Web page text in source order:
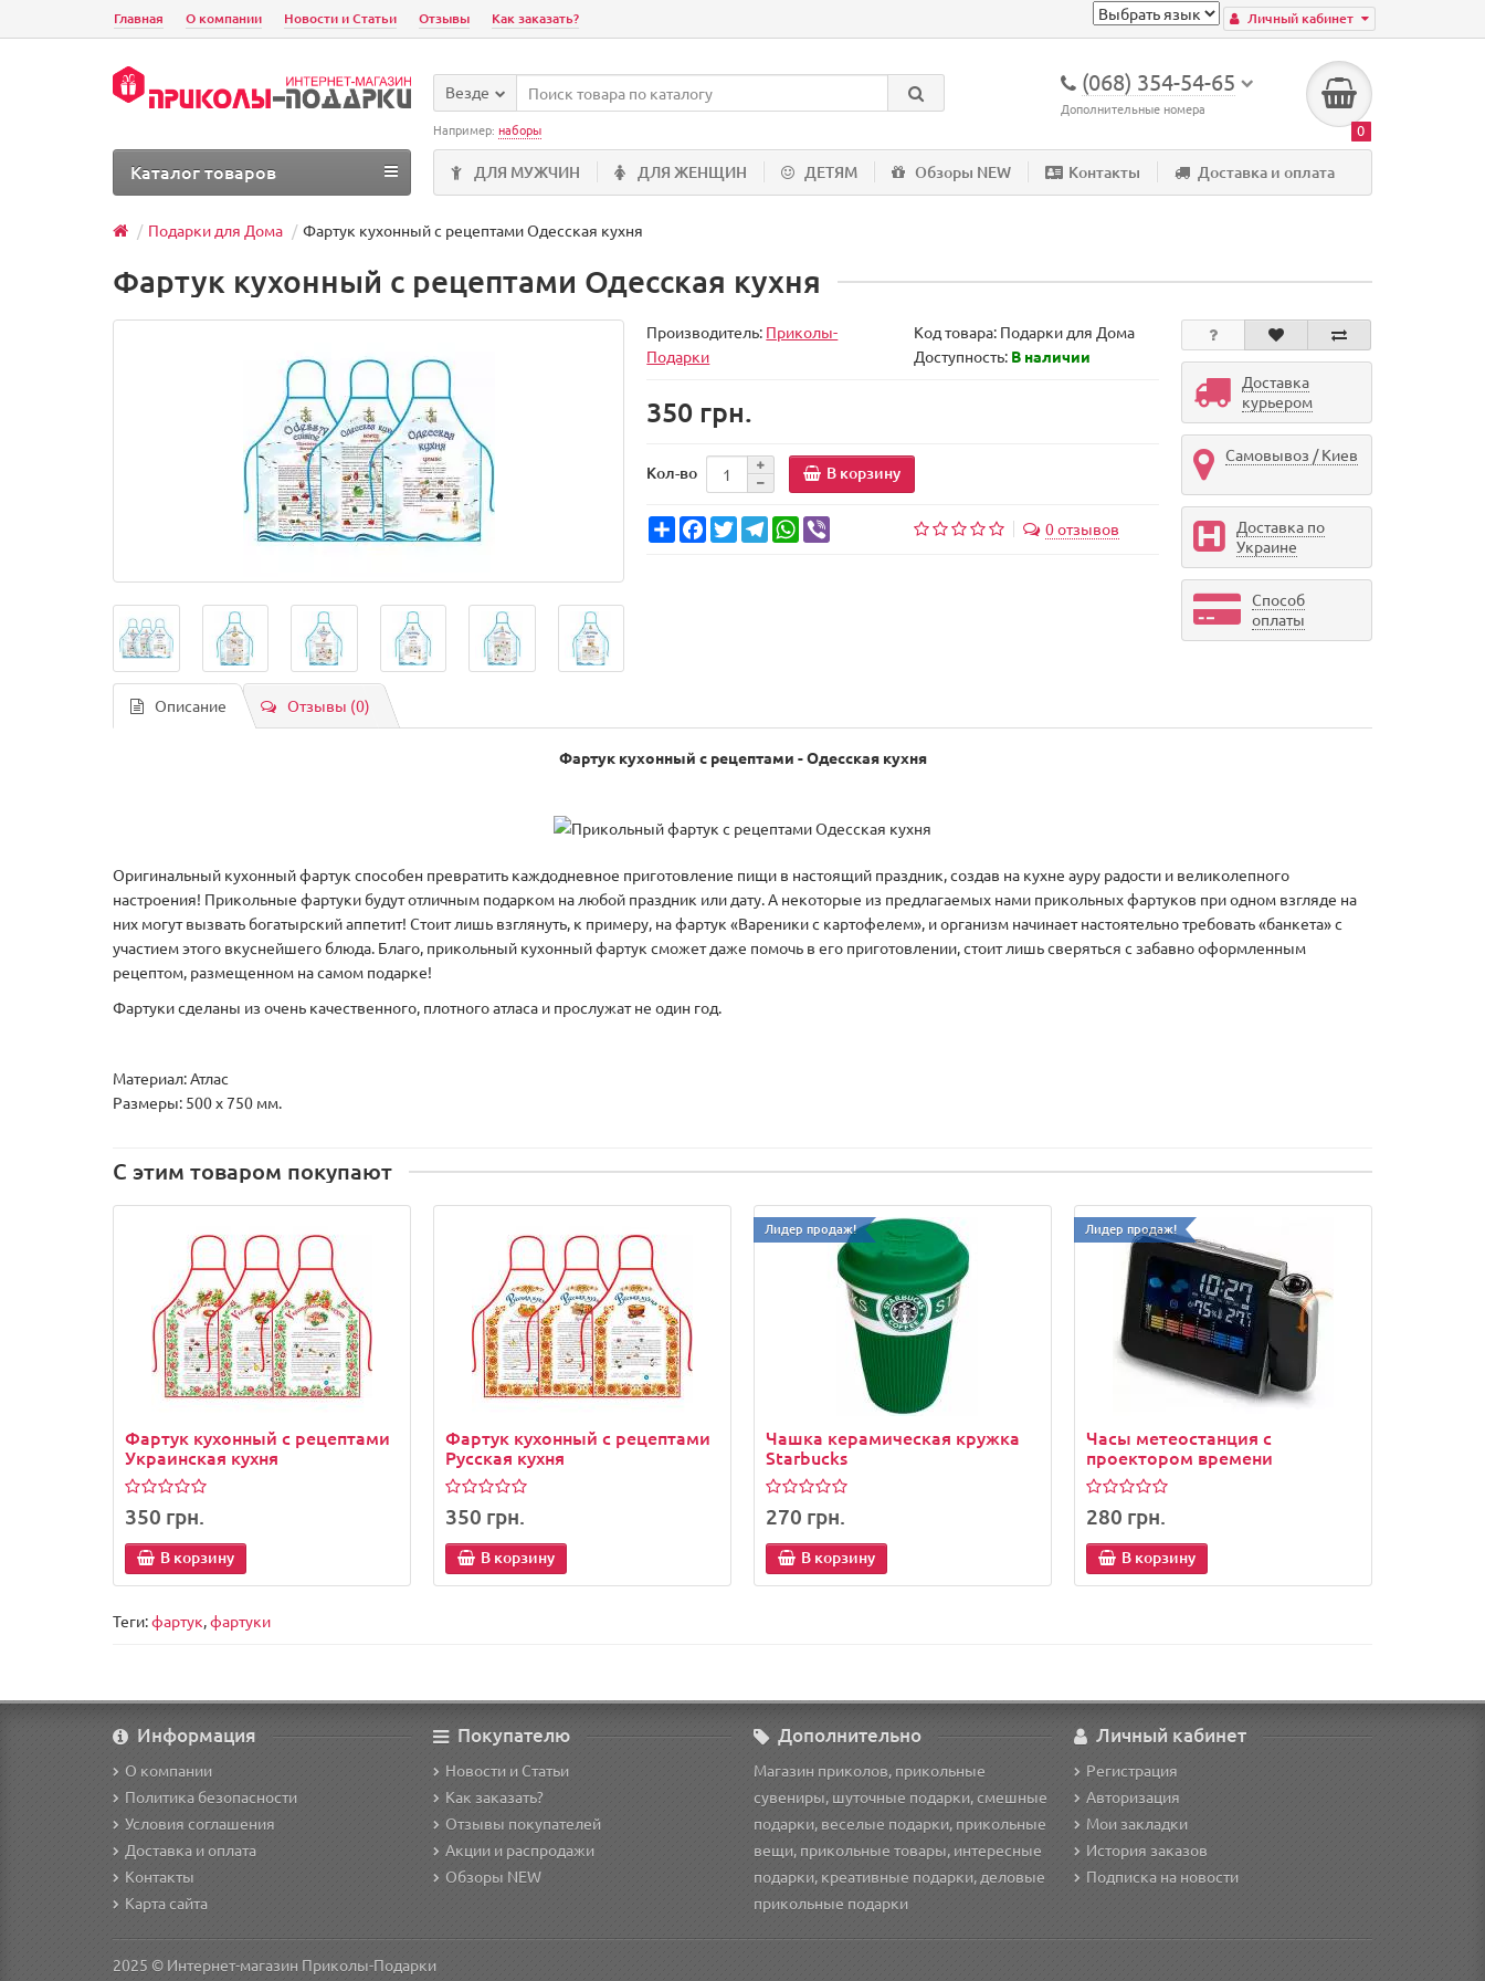
Личный кабинет
Главная О компании Новости и Статьи Отзывы Как заказать?
(068) 354-54-65
Дополнительные номера
0
Везде
Например: наборы
ДЛЯ МУЖЧИН ДЛЯ ЖЕНЩИН ДЕТЯМ Обзоры NEW Контакты Доставка и оплата
Каталог товаров
Подарки для Дома Фартук кухонный с рецептами Одесская кухня
Фартук кухонный с рецептами Одесская кухня
Производитель: Приколы-
Подарки
Код товара: Подарки для Дома
Доступность: В наличии
350 грн.
Кол-во В корзину
ShareFacebook
TwitterTelegramWhatsApp 0 отзывов
Доставка
курьером
Самовывоз / Киев
Доставка по
Украине
Способ
оплаты
Описание Отзывы (0)
Фартук кухонный с рецептами - Одесская кухня
Оригинальный кухонный фартук способен превратить каждодневное приготовление пищи в настоящий праздник, создав на кухне ауру радости и великолепного
настроения! Прикольные фартуки будут отличным подарком на любой праздник или дату. А некоторые из предлагаемых нами прикольных фартуков при одном взгляде на
них могут вызвать богатырский аппетит! Стоит лишь взглянуть, к примеру, на фартук «Вареники с картофелем», и организм начинает настоятельно требовать «банкета» с
участием этого вкуснейшего блюда. Благо, прикольный кухонный фартук сможет даже помочь в его приготовлении, стоит лишь сверяться с забавно оформленным
рецептом, размещенном на самом подарке!
Фартуки сделаны из очень качественного, плотного атласа и прослужат не один год.
Материал: Атлас
Размеры: 500 х 750 мм.
С этим товаром покупают
Фартук кухонный с рецептами
Украинская кухня
350 грн.
В корзину
Фартук кухонный с рецептами
Русская кухня
350 грн.
В корзину
Лидер продаж!
Чашка керамическая кружка
Starbucks
270 грн.
В корзину
Лидер продаж!
Часы метеостанция с
проектором времени
280 грн.
В корзину
Теги:фартук,фартуки
Информация
О компании
Политика безопасности
Условия соглашения
Доставка и оплата
Контакты
Карта сайта
Покупателю
Новости и Статьи
Как заказать?
Отзывы покупателей
Акции и распродажи
Обзоры NEW
Дополнительно
Магазин приколов, прикольные
сувениры, шуточные подарки, смешные
подарки, веселые подарки, прикольные
вещи, прикольные товары, интересные
подарки, креативные подарки, деловые
прикольные подарки
Личный кабинет
Регистрация
Авторизация
Мои закладки
История заказов
Подписка на новости
2025 © Интернет-магазин Приколы-Подарки